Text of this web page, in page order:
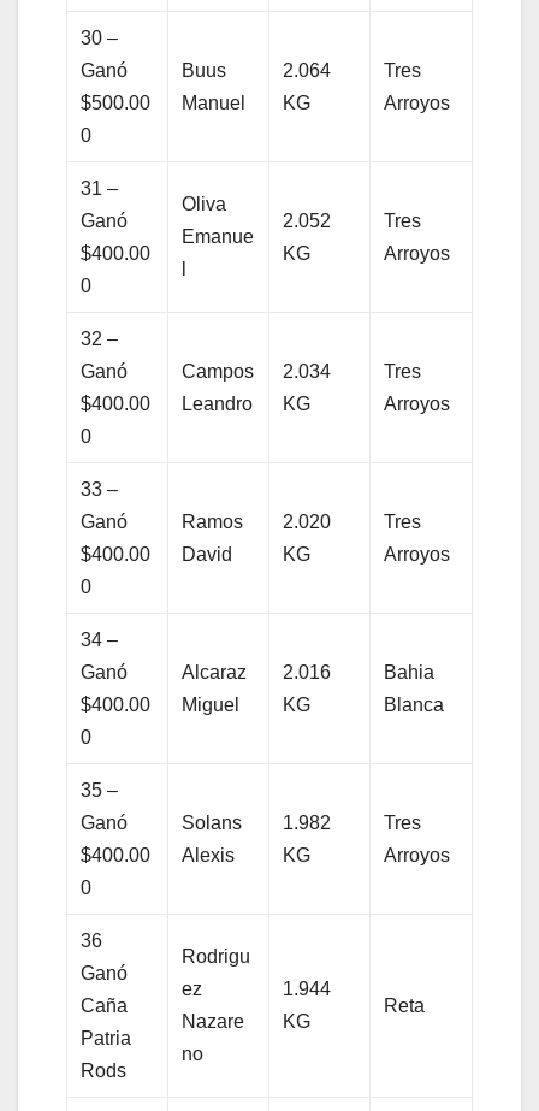
30 –
Ganó
$500.00
0
Buus
Manuel
2.064
KG
Tres
Arroyos
31 –
Ganó
$400.00
0
Oliva
Emanue
2.052
KG
Tres
Arroyos
32 –
Ganó
$400.00
0
Campos
Leandro
2.034
KG
Tres
Arroyos
33 –
Ganó
$400.00
0
Ramos
David
2.020
KG
Tres
Arroyos
34 –
Ganó
$400.00
0
Alcaraz
Miguel
2.016
KG
Bahia
Blanca
35 –
Ganó
$400.00
0
Solans
Alexis
1.982
KG
Tres
Arroyos
36
Ganó
Caña
Patria
Rods
Rodrigu
ez
Nazare
no
1.944
KG
Reta